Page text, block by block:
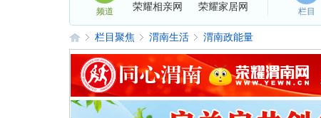
频道
荣耀相亲网
荣耀家居网 栏目
荣»
栏目聚焦
›
渭南生活
›
渭南政能量